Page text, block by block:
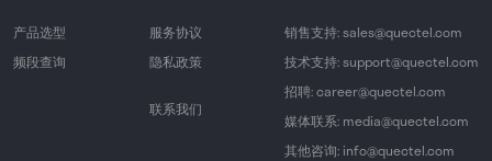
产品选型
频段查询
服务协议
隐私政策
联系我们
销售支持: sales@quectel.com
技术支持: support@quectel.com
招聘: career@quectel.com
媒体联系: media@quectel.com
其他咨询: info@quectel.com